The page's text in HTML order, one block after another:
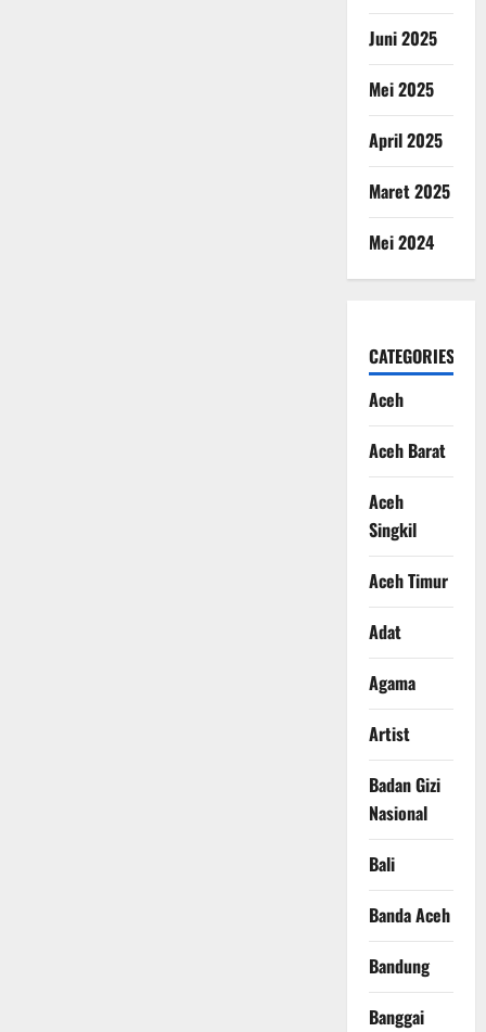
Juni 2025
Mei 2025
April 2025
Maret 2025
Mei 2024
CATEGORIES
Aceh
Aceh Barat
Aceh
Singkil
Aceh Timur
Adat
Agama
Artist
Badan Gizi
Nasional
Bali
Banda Aceh
Bandung
Banggai